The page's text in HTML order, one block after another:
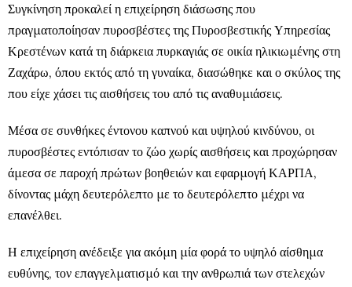
Συγκίνηση προκαλεί η επιχείρηση διάσωσης που
πραγματοποίησαν πυροσβέστες της Πυροσβεστικής Υπηρεσίας
Κρεστένων κατά τη διάρκεια πυρκαγιάς σε οικία ηλικιωμένης στη
Ζαχάρω, όπου εκτός από τη γυναίκα, διασώθηκε και ο σκύλος της
που είχε χάσει τις αισθήσεις του από τις αναθυμιάσεις.
Μέσα σε συνθήκες έντονου καπνού και υψηλού κινδύνου, οι
πυροσβέστες εντόπισαν το ζώο χωρίς αισθήσεις και προχώρησαν
άμεσα σε παροχή πρώτων βοηθειών και εφαρμογή ΚΑΡΠΑ,
δίνοντας μάχη δευτερόλεπτο με το δευτερόλεπτο μέχρι να
επανέλθει.
Η επιχείρηση ανέδειξε για ακόμη μία φορά το υψηλό αίσθημα
ευθύνης, τον επαγγελματισμό και την ανθρωπιά των στελεχών